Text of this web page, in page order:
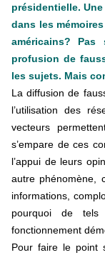
présidentielle.
dans les
américains?
profusion de
les sujets. Mais
La diffusion de
l’utilisation des
vecteurs
s’empare de ces
l’appui de leurs
autre phénomène,
informations,
pourquoi de
fonctionnement
Pour faire le point